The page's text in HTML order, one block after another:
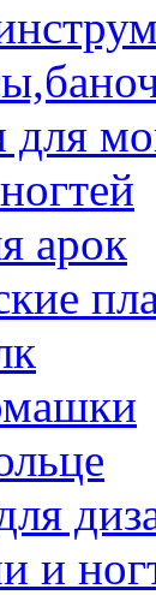
для
арок
и